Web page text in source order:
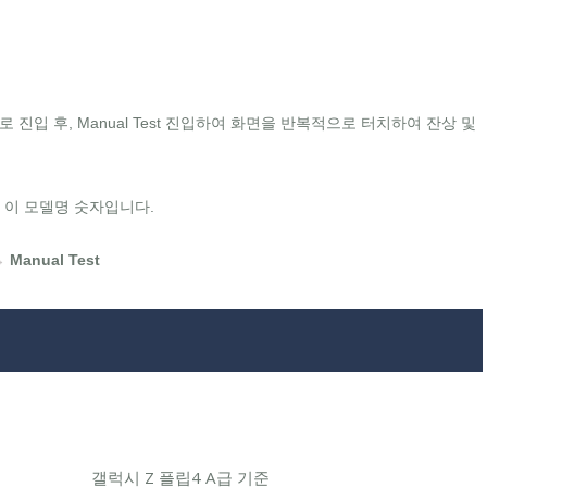
진입 후, Manual Test 진입하여 화면을 반복적으로 터치하여 잔상 및
모델명 숫자입니다.
Manual Test